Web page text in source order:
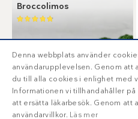
Broccolimos
Denna webbplats använder
användarupplevelsen. Genom att
du till alla cookies i enlighet med
Informationen vi tillhandahåller
att ersätta läkarbesök. Genom att
användarvillkor. Läs mer